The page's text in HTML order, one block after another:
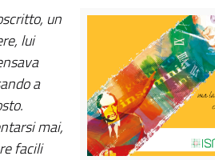
un
lui
a
mai,
facili